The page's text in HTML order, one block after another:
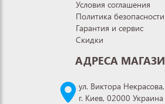
Условия соглашения
Политика безопасности
Гарантия и сервис
Скидки
АДРЕСА
ул. Виктора
г. Киев, 02000 Украина